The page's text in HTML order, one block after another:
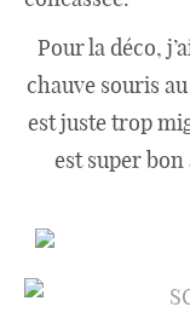
Pour la déco,
chauve souris
est juste trop
est super